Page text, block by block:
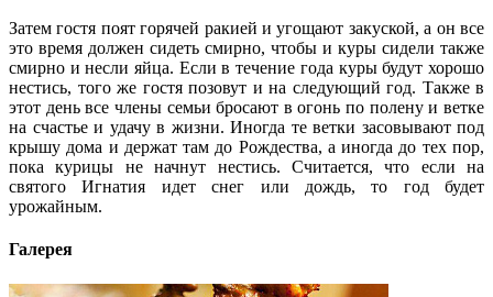
Затем гостя поят горячей ракией и угощают закуской, а он все
это время должен сидеть смирно, чтобы и куры сидели также
смирно и несли яйца. Если в течение года куры будут хорошо
нестись, того же гостя позовут и на следующий год. Также в
этот день все члены семьи бросают в огонь по полену и ветке
на счастье и удачу в жизни. Иногда те ветки засовывают под
крышу дома и держат там до Рождества, а иногда до тех пор,
пока курицы не начнут нестись. Считается, что если на
святого Игнатия идет снег или дождь, то год будет
урожайным.
Галерея